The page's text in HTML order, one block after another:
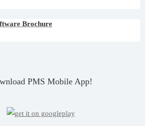
Brochure
PMS Mobile App!